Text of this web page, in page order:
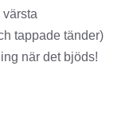
värsta
tappade tänder)
när det bjöds!